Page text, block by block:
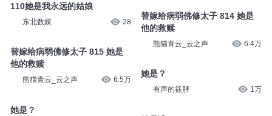
110她是我永远的姑娘
东北数媒 28
替嫁给病弱佛修太子 815 她是
他的救赎
熊猫青云_云之声 6.5万
她是？
替嫁给病弱佛修太子 814 她是
他的救赎
熊猫青云_云之声 6.4万
她是？
有声的筱胖 1万